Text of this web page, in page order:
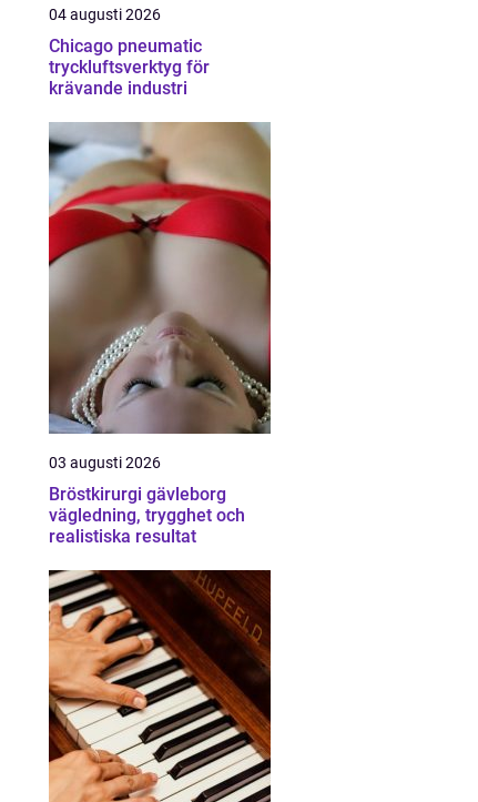
04 augusti 2026
Chicago pneumatic
tryckluftsverktyg för
krävande industri
03 augusti 2026
Bröstkirurgi gävleborg
vägledning, trygghet och
realistiska resultat